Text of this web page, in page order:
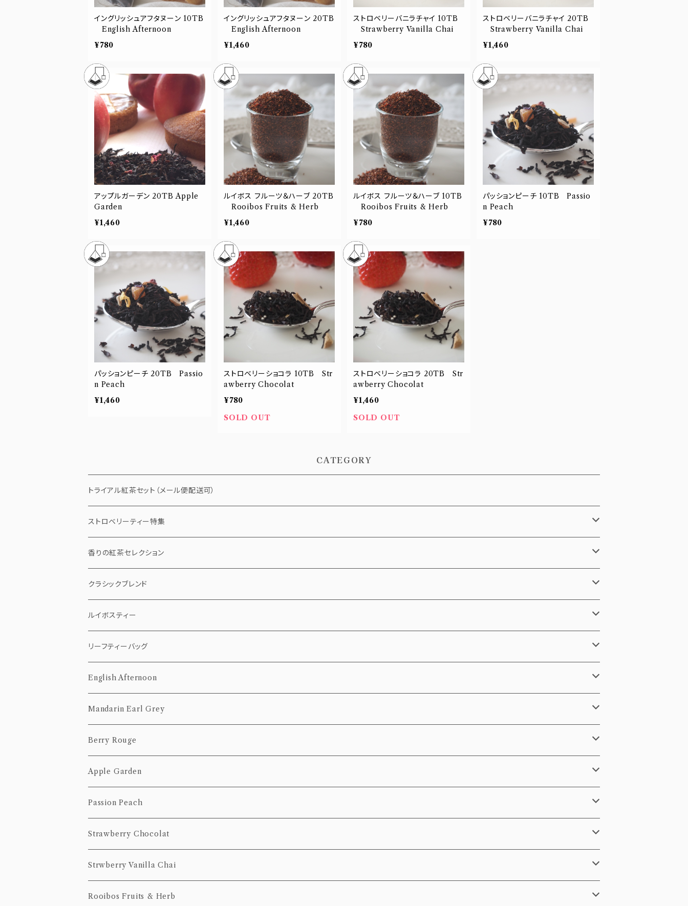
イングリッシュアフタヌーン 10TB
English Afternoon
¥780
イングリッシュアフタヌーン 20TB
English Afternoon
¥1,460
ストロベリーバニラチャイ 10TB
Strawberry Vanilla Chai
¥780
ストロベリーバニラチャイ 20TB
Strawberry Vanilla Chai
¥1,460
アップルガーデン 20TB Apple
Garden
¥1,460
ルイボス フルーツ＆ハーブ 20TB
Rooibos Fruits & Herb
¥1,460
ルイボス フルーツ＆ハーブ 10TB
Rooibos Fruits & Herb
¥780
パッションピーチ 10TB Passio
n Peach
¥780
パッションピーチ 20TB Passio
n Peach
¥1,460
ストロベリーショコラ 10TB Str
awberry Chocolat
¥780
SOLD OUT
ストロベリーショコラ 20TB Str
awberry Chocolat
¥1,460
SOLD OUT
CATEGORY
トライアル紅茶セット（メール便配送可）
ストロベリーティー特集
ストロベリーショコラ
ストロベリーバニラチャイ
ベリールージュ
香りの紅茶セレクション
ティーバッグ
5個pack
10個Pack
リーフティー（茶葉）
50g
100g
クラシックブレンド
ティーバッグ
5個pack
10個Pack
リーフティー（茶葉）
50g
100g
ルイボスティー
ティーバッグ
5個pack
10個Pack
茶葉
50g
100g
リーフティーバッグ
10個pack
20個pack
English Afternoon
ティーバッグ
10個Pack
20個Pack
茶葉
50g
100g
Mandarin Earl Grey
ティーバッグ
10個Pack
20個Pack
茶葉
50g
100g
Berry Rouge
ティーバッグ
10個Pack
20個Pack
茶葉
50g
100g
Apple Garden
ティーバッグ
10個Pack
20個Pack
茶葉
50g
100g
Passion Peach
ティーバッグ
10個pack
20個pack
Strawberry Chocolat
ティーバッグ
10個pack
Strwberry Vanilla Chai
ティーバッグ
Rooibos Fruits & Herb